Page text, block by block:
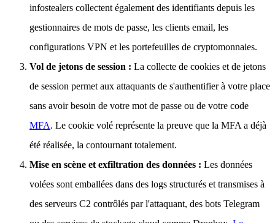
infostealers collectent également des identifiants depuis les
gestionnaires de mots de passe, les clients email, les
configurations VPN et les portefeuilles de cryptomonnaies.
Vol de jetons de session : La collecte de cookies et de jetons
de session permet aux attaquants de s'authentifier à votre place
sans avoir besoin de votre mot de passe ou de votre code
MFA. Le cookie volé représente la preuve que la MFA a déjà
été réalisée, la contournant totalement.
Mise en scène et exfiltration des données : Les données
volées sont emballées dans des logs structurés et transmises à
des serveurs C2 contrôlés par l'attaquant, des bots Telegram